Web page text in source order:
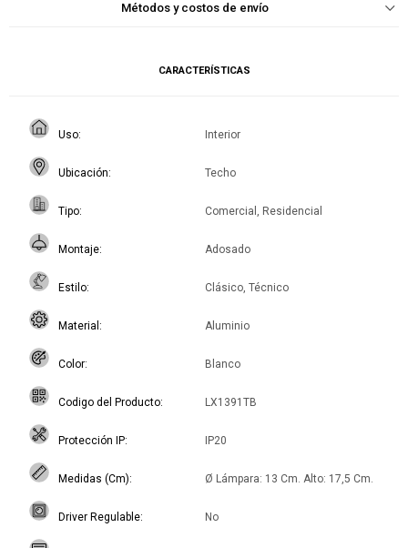
Métodos y costos de envío
CARACTERÍSTICAS
Uso Interior
Ubicación Techo
Tipo Comercial, Residencial
Montaje Adosado
Estilo Clásico, Técnico
Material Aluminio
Color Blanco
Codigo del Producto LX1391TB
Protección IP IP20
Medidas (Cm) Ø Lámpara: 13 Cm. Alto: 17,5 Cm.
Driver Regulable No